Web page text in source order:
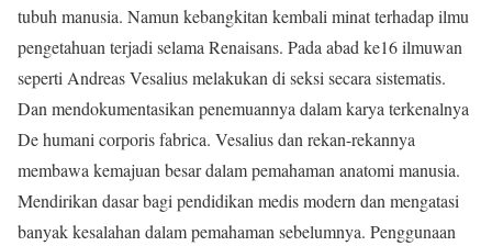
tubuh manusia. Namun kebangkitan kembali minat terhadap ilmu
pengetahuan terjadi selama Renaisans. Pada abad ke16 ilmuwan
seperti Andreas Vesalius melakukan di seksi secara sistematis.
Dan mendokumentasikan penemuannya dalam karya terkenalnya
De humani corporis fabrica. Vesalius dan rekan-rekannya
membawa kemajuan besar dalam pemahaman anatomi manusia.
Mendirikan dasar bagi pendidikan medis modern dan mengatasi
banyak kesalahan dalam pemahaman sebelumnya. Penggunaan